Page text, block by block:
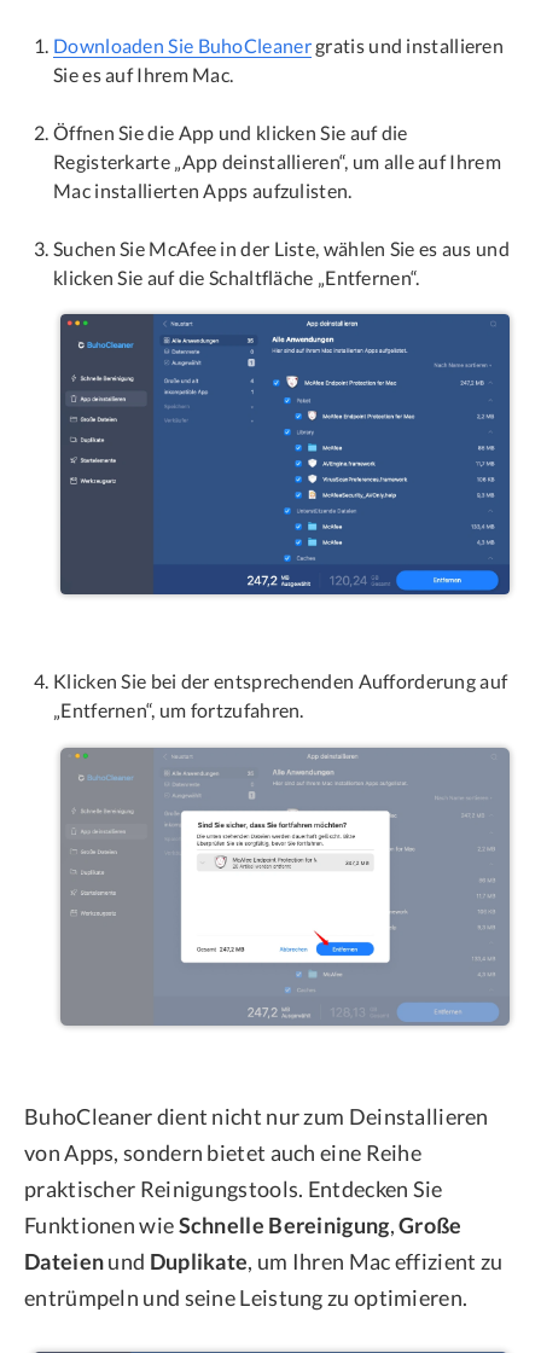
Downloaden Sie BuhoCleanergratis und installieren
Sie es auf Ihrem Mac.
Öffnen Sie die App und klicken Sie auf die
Registerkarte „App deinstallieren“, um alle auf Ihrem
Mac installierten Apps aufzulisten.
Suchen Sie McAfee in der Liste, wählen Sie es aus und
klicken Sie auf die Schaltfläche „Entfernen“.
Klicken Sie bei der entsprechenden Aufforderung auf
„Entfernen“, um fortzufahren.
BuhoCleaner dient nicht nur zum Deinstallieren
von Apps, sondern bietet auch eine Reihe
praktischer Reinigungstools. Entdecken Sie
Funktionen wieSchnelle Bereinigung,Große
Dateienund Duplikate, um Ihren Mac effizient zu
entrümpeln und seine Leistung zu optimieren.